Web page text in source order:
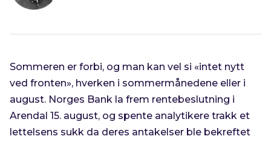
Sommeren er forbi, og man kan vel si «intet nytt
ved fronten», hverken i sommermånedene eller i
august. Norges Bank la frem rentebeslutning i
Arendal 15. august, og spente analytikere trakk et
lettelsens sukk da deres antakelser ble bekreftet